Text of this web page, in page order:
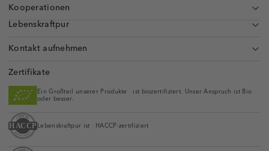
Kooperationen
Lebenskraftpur
Kontakt aufnehmen
Zertifikate
Ein Großteil unserer Produkte ist biozertifiziert. Unser Anspruch ist Bio
oder besser.
Lebenskraftpur ist HACCP-zertifiziert